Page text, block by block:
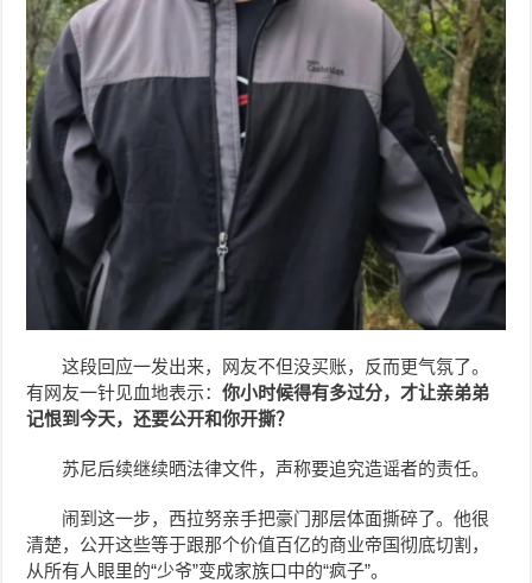
这段回应一发出来，网友不但没买账，反而更气氛了。
有网友一针见血地表示：你小时候得有多过分，才让亲弟弟
记恨到今天，还要公开和你开撕？
苏尼后续继续晒法律文件，声称要追究造谣者的责任。
闹到这一步，西拉努亲手把豪门那层体面撕碎了。他很
清楚，公开这些等于跟那个价值百亿的商业帝国彻底切割，
从所有人眼里的“少爷”变成家族口中的“疯子”。